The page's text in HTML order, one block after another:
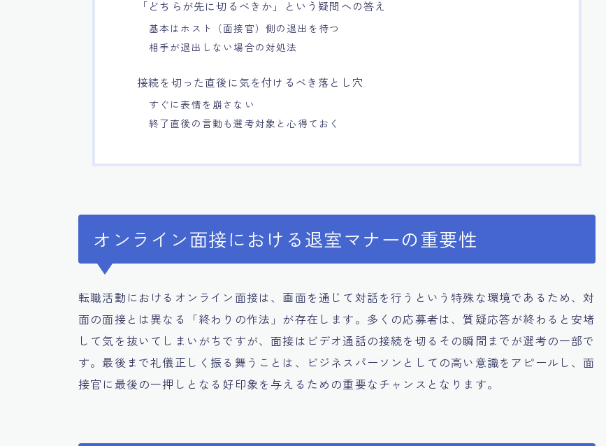
「どちらが先に切るべきか」という疑問への答え
基本はホスト（面接官）側の退出を待つ
相手が退出しない場合の対処法
接続を切った直後に気を付けるべき落とし穴
すぐに表情を崩さない
終了直後の言動も選考対象と心得ておく
オンライン面接における退室マナーの重要性
転職活動におけるオンライン面接は、画面を通じて対話を行うという特殊な環境であるため、対
面の面接とは異なる「終わりの作法」が存在します。多くの応募者は、質疑応答が終わると安堵
して気を抜いてしまいがちですが、面接はビデオ通話の接続を切るその瞬間までが選考の一部で
す。最後まで礼儀正しく振る舞うことは、ビジネスパーソンとしての高い意識をアピールし、面
接官に最後の一押しとなる好印象を与えるための重要なチャンスとなります。